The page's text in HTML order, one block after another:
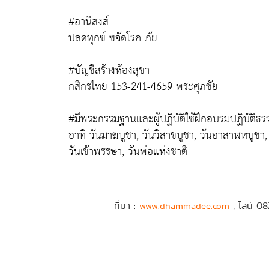
#อานิสงส์
ปลดทุกข์ ขจัดโรค ภัย
#บัญชีสร้างห้องสุขา
กสิกรไทย 153-241-4659 พระศุภชัย
#มีพระกรรมฐานและผู้ปฏิบัติใช้ฝึกอบรมปฏิบัติธ
อาทิ วันมาฆบูชา, วันวิสาขบูชา, วันอาสาฬหบูชา,
วันเข้าพรรษา, วันพ่อแห่งชาติ
ที่มา : www.dhammadee.com , ไลน์